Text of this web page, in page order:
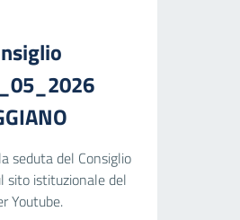
seduta del Consiglio
sito istituzionale del
Youtube.